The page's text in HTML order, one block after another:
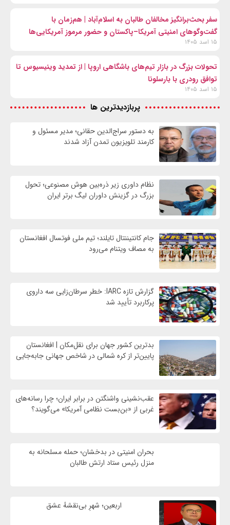
سفر بحث‌برانگیز مخالفان طالبان به اسلام‌آباد | هم‌زمان با
گفت‌وگوهای امنیتی آمریکا–پاکستان و حضور مرموز آمریکایی‌ها
۱۵ اسد ۱۴۰۵
تحولات بزرگ در بازار تیم‌های باشگاهی اروپا | از تمدید وینیسیوس تا
توافق رودری با بارسلونا
۱۵ اسد ۱۴۰۵
پربازدیدترین ها
به دستور سراج‌الدین حقانی؛ مدیر مسئول و
کارمند تلویزیون تمدن آزاد شدند
نظام داوری زیر ذره‌بین هوش مصنوعی؛ تحول
بزرگ در گزینش داوران لیگ برتر ایران
جام کانتیننتال تایلند؛ تیم ملی فوتسال افغانستان
به مصاف ویتنام می‌رود
گزارش تازه IARC: خطر سرطان‌زایی سه داروی
پرکاربرد تأیید شد
بدترین کشور جهان برای نقل‌مکان | افغانستان
پایین‌تر از کره شمالی در شاخص جهانی جابه‌جایی
عقب‌نشینی واشنگتن در برابر ایران؛ چرا رسانه‌های
غربی از «بن‌بست نظامی آمریکا» می‌گویند؟
بحران امنیتی در بدخشان؛ حمله مسلحانه به
منزل رئیس ستاد ارتش طالبان
اربعین؛ شهرِ بی‌نقشهٔ عشق